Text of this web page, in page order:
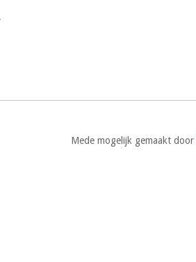
Mede mogelijk gemaakt door